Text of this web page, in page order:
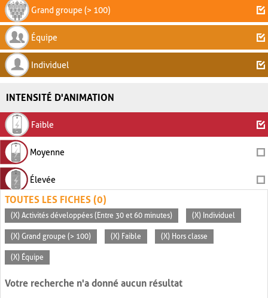
Grand groupe (> 100)
Équipe
Individuel
INTENSITÉ D'ANIMATION
Faible
Moyenne
Élevée
TOUTES LES FICHES (0)
(X) Activités développées (Entre 30 et 60 minutes) (X) Individuel
(X) Grand groupe (> 100) (X) Faible (X) Hors classe
(X) Équipe
Votre recherche n'a donné aucun résultat